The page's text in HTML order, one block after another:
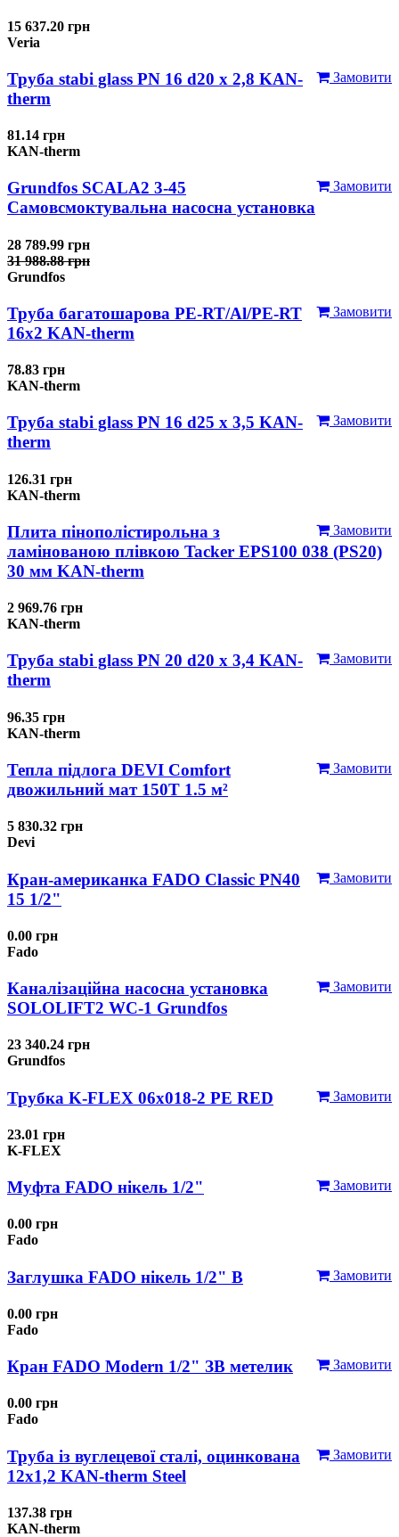
15 637.20 грн
Veria
Замовити
Труба stabi glass PN 16 d20 х 2,8 KAN-
therm
81.14 грн
KAN-therm
Замовити
Grundfos SCALA2 3-45
Самовсмоктувальна насосна установка
28 789.99 грн
31 988.88 грн
Grundfos
Замовити
Труба багатошарова PE-RT/Al/PE-RT
16x2 KAN-therm
78.83 грн
KAN-therm
Замовити
Труба stabi glass PN 16 d25 х 3,5 KAN-
therm
126.31 грн
KAN-therm
Замовити
Плита пінополістирольна з
ламінованою плівкою Tacker EPS100 038 (PS20)
30 мм KAN-therm
2 969.76 грн
KAN-therm
Замовити
Труба stabi glass PN 20 d20 х 3,4 KAN-
therm
96.35 грн
KAN-therm
Замовити
Тепла підлога DEVI Comfort
двожильний мат 150T 1.5 м²
5 830.32 грн
Devi
Замовити
Кран-американка FADO Classic PN40
15 1/2"
0.00 грн
Fado
Замовити
Каналізаційна насосна установка
SOLOLIFT2 WC-1 Grundfos
23 340.24 грн
Grundfos
Замовити
Трубка K-FLEX 06x018-2 РЕ RED
23.01 грн
K-FLEX
Замовити
Муфта FADO нікель 1/2"
0.00 грн
Fado
Замовити
Заглушка FADO нікель 1/2" В
0.00 грн
Fado
Замовити
Кран FADO Modern 1/2" ЗВ метелик
0.00 грн
Fado
Замовити
Труба із вуглецевої сталі, оцинкована
12x1,2 KAN-therm Steel
137.38 грн
KAN-therm